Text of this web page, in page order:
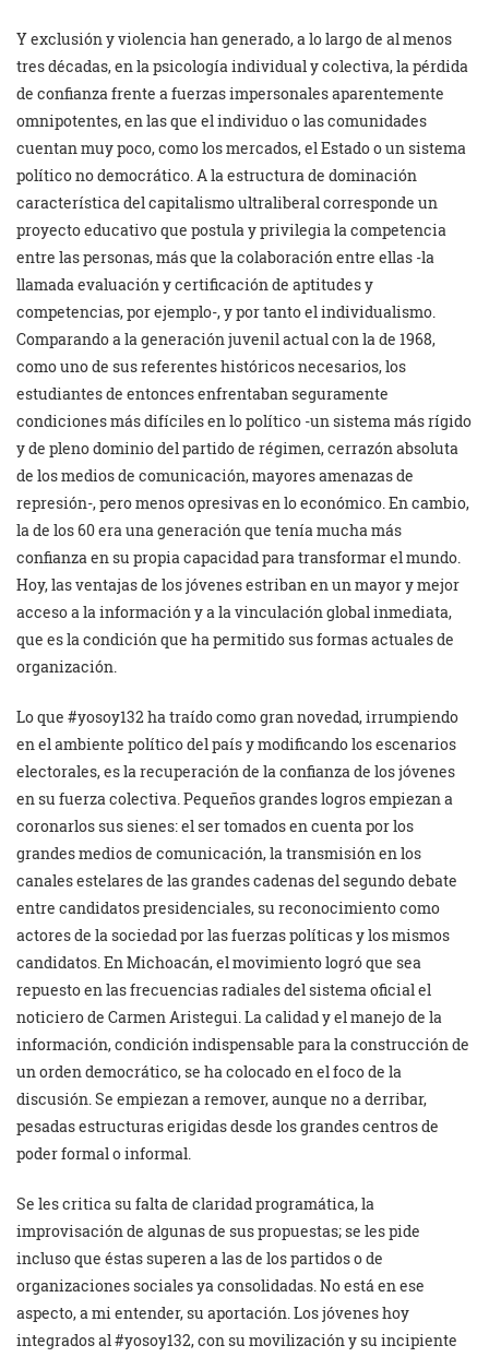
Y exclusión y violencia han generado, a lo largo de al menos
tres décadas, en la psicología individual y colectiva, la pérdida
de confianza frente a fuerzas impersonales aparentemente
omnipotentes, en las que el individuo o las comunidades
cuentan muy poco, como los mercados, el Estado o un sistema
político no democrático. A la estructura de dominación
característica del capitalismo ultraliberal corresponde un
proyecto educativo que postula y privilegia la competencia
entre las personas, más que la colaboración entre ellas -la
llamada evaluación y certificación de aptitudes y
competencias, por ejemplo-, y por tanto el individualismo.
Comparando a la generación juvenil actual con la de 1968,
como uno de sus referentes históricos necesarios, los
estudiantes de entonces enfrentaban seguramente
condiciones más difíciles en lo político -un sistema más rígido
y de pleno dominio del partido de régimen, cerrazón absoluta
de los medios de comunicación, mayores amenazas de
represión-, pero menos opresivas en lo económico. En cambio,
la de los 60 era una generación que tenía mucha más
confianza en su propia capacidad para transformar el mundo.
Hoy, las ventajas de los jóvenes estriban en un mayor y mejor
acceso a la información y a la vinculación global inmediata,
que es la condición que ha permitido sus formas actuales de
organización.
Lo que #yosoy132 ha traído como gran novedad, irrumpiendo
en el ambiente político del país y modificando los escenarios
electorales, es la recuperación de la confianza de los jóvenes
en su fuerza colectiva. Pequeños grandes logros empiezan a
coronarlos sus sienes: el ser tomados en cuenta por los
grandes medios de comunicación, la transmisión en los
canales estelares de las grandes cadenas del segundo debate
entre candidatos presidenciales, su reconocimiento como
actores de la sociedad por las fuerzas políticas y los mismos
candidatos. En Michoacán, el movimiento logró que sea
repuesto en las frecuencias radiales del sistema oficial el
noticiero de Carmen Aristegui. La calidad y el manejo de la
información, condición indispensable para la construcción de
un orden democrático, se ha colocado en el foco de la
discusión. Se empiezan a remover, aunque no a derribar,
pesadas estructuras erigidas desde los grandes centros de
poder formal o informal.
Se les critica su falta de claridad programática, la
improvisación de algunas de sus propuestas; se les pide
incluso que éstas superen a las de los partidos o de
organizaciones sociales ya consolidadas. No está en ese
aspecto, a mi entender, su aportación. Los jóvenes hoy
integrados al #yosoy132, con su movilización y su incipiente